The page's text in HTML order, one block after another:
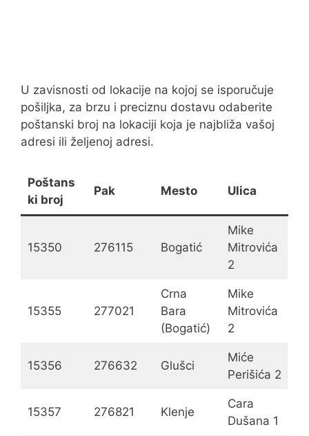
U zavisnosti od lokacije na kojoj se isporučuje
pošiljka, za brzu i preciznu dostavu odaberite
poštanski broj na lokaciji koja je najbliža vašoj
adresi ili željenoj adresi.
Poštans
ki broj
Pak Mesto Ulica
15350 276115 Bogatić
Mike
Mitrovića
2
15355 277021
Crna
Bara
(Bogatić)
Mike
Mitrovića
2
15356 276632 Glušci
Miće
Perišića 2
15357 276821 Klenje
Cara
Dušana 1